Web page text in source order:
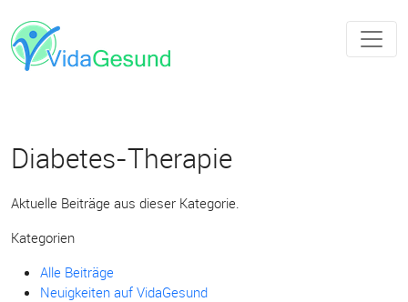
Diabetes-Therapie
Aktuelle Beiträge aus dieser Kategorie.
Kategorien
Alle Beiträge
Neuigkeiten auf VidaGesund